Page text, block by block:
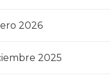
2026
2025